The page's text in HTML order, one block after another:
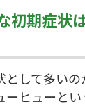
初期症状
して多いの
ヒューとい